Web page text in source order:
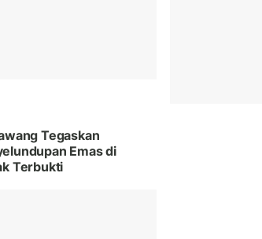
Tegaskan
Emas di
Terbukti